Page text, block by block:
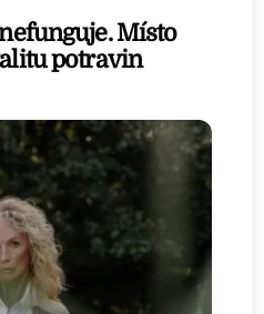
Místo
potravin